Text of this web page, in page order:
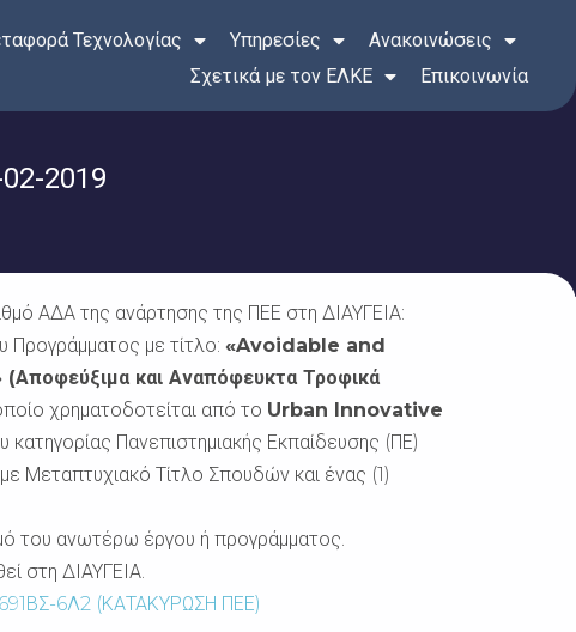
Τεχνολογίας Υπηρεσίες
Ανακοινώσεις
Σχετικά με τον ΕΛΚΕ
Επικοινωνία
2019
ΑΔΑ της ανάρτησης της ΠΕΕ στη ΔΙΑΥΓΕΙΑ:
Προγράμματος με τίτλο: «Avoidable and
και Αναπόφευκτα Τροφικά
χρηματοδοτείται από το Urban Innovative
κατηγορίας Πανεπιστημιακής Εκπαίδευσης (ΠΕ)
Μεταπτυχιακό Τίτλο Σπουδών και ένας (1)
του ανωτέρω έργου ή προγράμματος.
στη ΔΙΑΥΓΕΙΑ.
6Λ2 (ΚΑΤΑΚΥΡΩΣΗ ΠΕΕ)